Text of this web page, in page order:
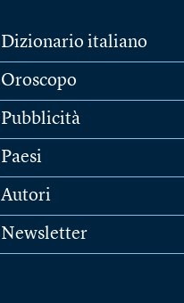
Dizionario italiano
Oroscopo
Pubblicità
Paesi
Autori
Newsletter